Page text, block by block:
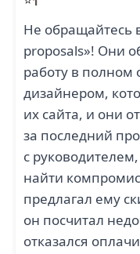
Не обращайтесь
proposals»! Они
работу в
дизайнером,
их сайта, и они
за последний
с
найти
предлагал ему
он посчитал
отказался